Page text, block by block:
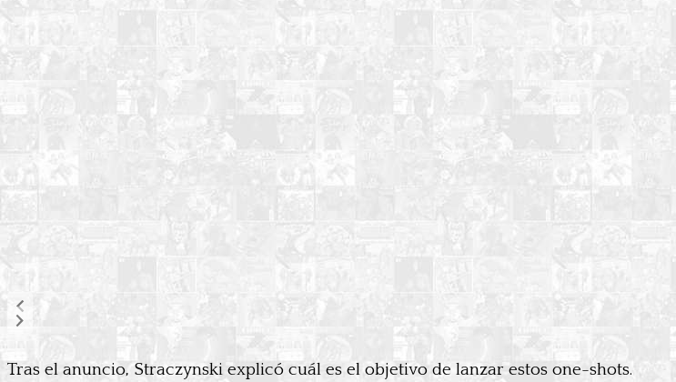
Tras el anuncio, Straczynski explicó cuál es el objetivo de lanzar estos one-shots.